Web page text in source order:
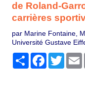
de Roland-
carrières
par Marine Fontaine,
Université Gustave
PartagerFacebook
Twitter